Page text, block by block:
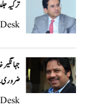
ترکیہ
Desk
Desk